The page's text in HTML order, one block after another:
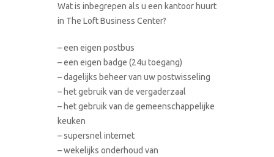
Wat is inbegrepen als u een kantoor huurt
in The Loft Business Center?
– een eigen postbus
– een eigen badge (24u toegang)
– dagelijks beheer van uw postwisseling
– het gebruik van de vergaderzaal
– het gebruik van de gemeenschappelijke
keuken
– supersnel internet
– wekelijks onderhoud van